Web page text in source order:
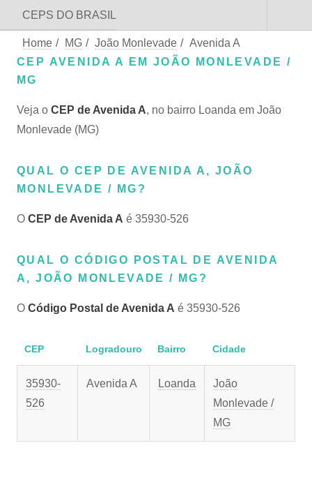
CEPS DO BRASIL
Home / MG / João Monlevade / Avenida A
CEP AVENIDA A EM JOÃO MONLEVADE /
MG
Veja o CEP de Avenida A, no bairro Loanda em João
Monlevade (MG)
QUAL O CEP DE AVENIDA A, JOÃO
MONLEVADE / MG?
O CEP de Avenida A é 35930-526
QUAL O CÓDIGO POSTAL DE AVENIDA
A, JOÃO MONLEVADE / MG?
O Código Postal de Avenida A é 35930-526
CEP Logradouro Bairro Cidade
35930-
526
Avenida A Loanda
João
Monlevade /
MG